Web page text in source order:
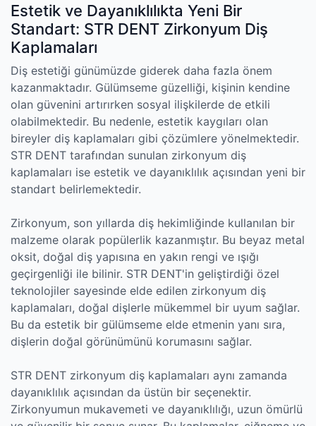
Estetik ve Dayanıklılıkta Yeni Bir
Standart: STR DENT Zirkonyum Diş
Kaplamaları
Diş estetiği günümüzde giderek daha fazla önem
kazanmaktadır. Gülümseme güzelliği, kişinin kendine
olan güvenini artırırken sosyal ilişkilerde de etkili
olabilmektedir. Bu nedenle, estetik kaygıları olan
bireyler diş kaplamaları gibi çözümlere yönelmektedir.
STR DENT tarafından sunulan zirkonyum diş
kaplamaları ise estetik ve dayanıklılık açısından yeni bir
standart belirlemektedir.
Zirkonyum, son yıllarda diş hekimliğinde kullanılan bir
malzeme olarak popülerlik kazanmıştır. Bu beyaz metal
oksit, doğal diş yapısına en yakın rengi ve ışığı
geçirgenliği ile bilinir. STR DENT'in geliştirdiği özel
teknolojiler sayesinde elde edilen zirkonyum diş
kaplamaları, doğal dişlerle mükemmel bir uyum sağlar.
Bu da estetik bir gülümseme elde etmenin yanı sıra,
dişlerin doğal görünümünü korumasını sağlar.
STR DENT zirkonyum diş kaplamaları aynı zamanda
dayanıklılık açısından da üstün bir seçenektir.
Zirkonyumun mukavemeti ve dayanıklılığı, uzun ömürlü